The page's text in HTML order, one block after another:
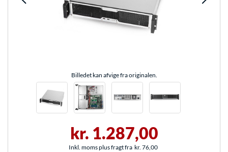
Billedet kan afvige fra originalen.
kr. 1.287,00
Inkl. moms plus fragt fra kr. 76,00